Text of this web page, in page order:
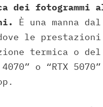
dei fotogrammi
È una manna
le
termica o del
o “RTX